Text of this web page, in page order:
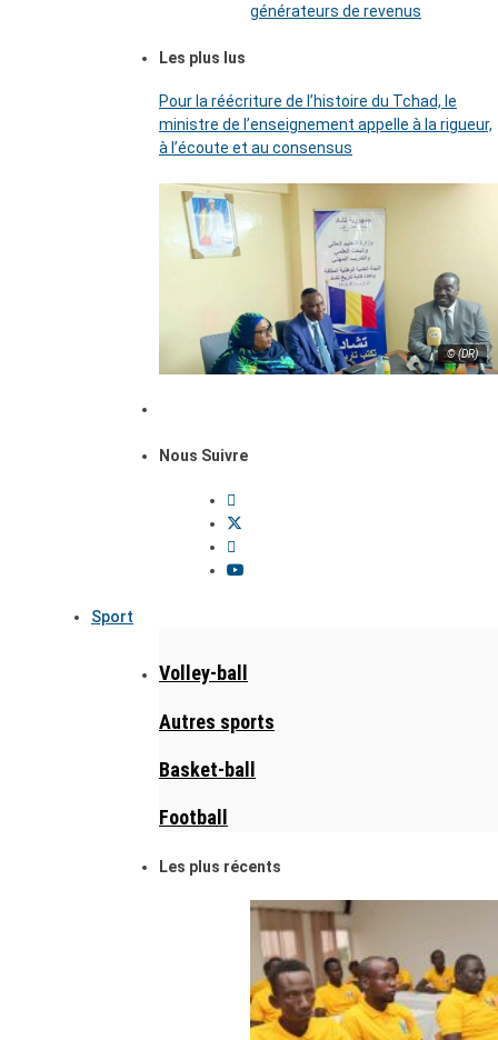
générateurs de revenus
Les plus lus
Pour la réécriture de l’histoire du Tchad, le
ministre de l’enseignement appelle à la rigueur,
à l’écoute et au consensus
© (DR)
Nous Suivre
Sport
Volley-ball
Autres sports
Basket-ball
Football
Les plus récents